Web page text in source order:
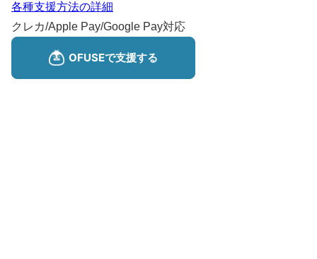
各種支援方法の詳細
クレカ/Apple Pay/Google Pay対応